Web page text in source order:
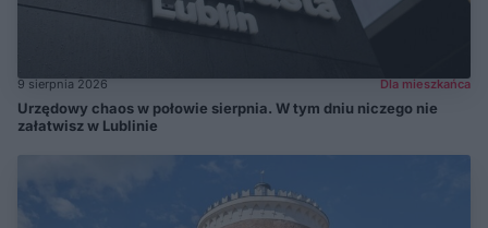
9 sierpnia 2026 Dla mieszkańca
Urzędowy chaos w połowie sierpnia. W tym dniu niczego nie
załatwisz w Lublinie